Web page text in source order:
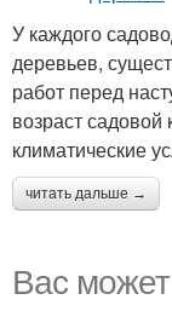
У каждого
деревьев,
работ перед
возраст садовой
климатические
читать дальше →
Вас